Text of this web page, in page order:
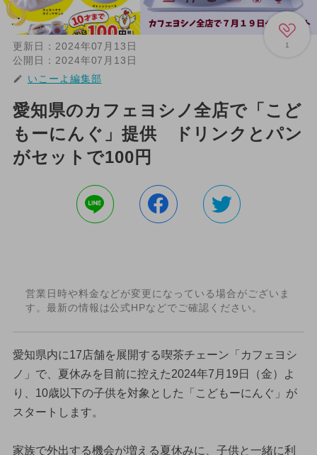
1
更新日： 2024年07月13日
公開日： 2024年07月13日
いこーよ編集部
愛知県のカフェヨシノ全店で「こど
もーにんぐ」提供 ドリンクとパン
がセットで100円
営業日時や料金などが変更になっている場合がございま
す。最新の情報は公式HPなどでご確認ください。
愛知県内に17店舗を展開する喫茶チェーン「カフェヨシ
ノ」で、夏休みを目前に控えた2024年7月19日（金）よ
り、10歳以下の子供を対象とした「こどもーにんぐ」が
スタートします。
家族で外出する機会が増える夏休みに、子供と一緒に利